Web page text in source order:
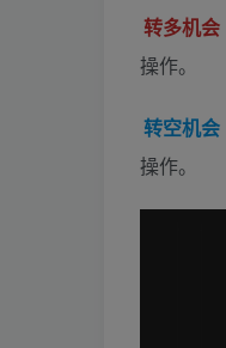
转多机会
操作。
转空机会
操作。